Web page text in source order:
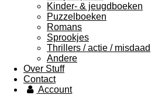
Kinder- & jeugdboeken
Puzzelboeken
Romans
Sprookjes
Thrillers / actie / misdaad
Andere
Over Stuff
Contact
Account